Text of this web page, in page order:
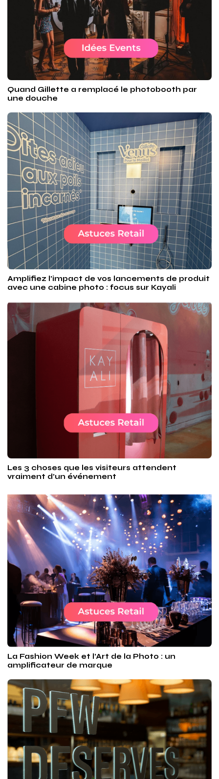
Quand Gillette a remplacé le photobooth par
une douche
Amplifiez l’impact de vos lancements de produit
avec une cabine photo : focus sur Kayali
Les 3 choses que les visiteurs attendent
vraiment d’un événement
La Fashion Week et l’Art de la Photo : un
amplificateur de marque